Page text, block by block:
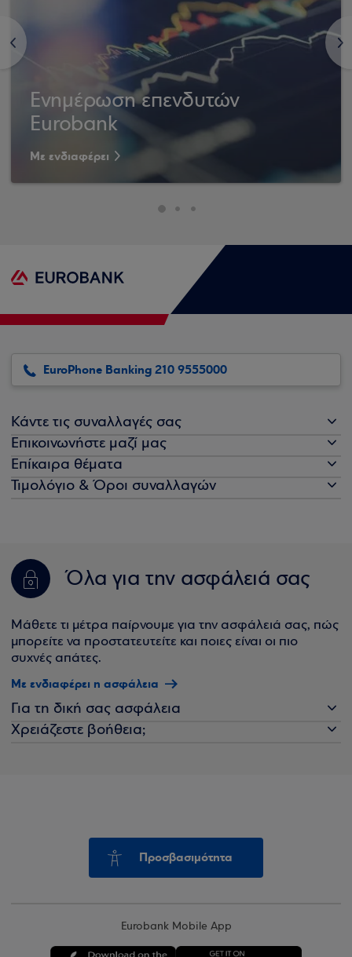
<
Ενημέρωση επενδυτών
Eurobank
Με ενδιαφέρει
>
EuroPhone Banking 210 9555000
Κάντε τις συναλλαγές σας
Επικοινωνήστε μαζί μας
Επίκαιρα θέματα
Τιμολόγιο & Όροι συναλλαγών
Όλα για την ασφάλειά σας
Μάθετε τι μέτρα παίρνουμε για την ασφάλειά σας, πώς
μπορείτε να προστατευτείτε και ποιες είναι οι πιο
συχνές απάτες.
Με ενδιαφέρει η ασφάλεια
Για τη δική σας ασφάλεια
Χρειάζεστε βοήθεια;
Προσβασιμότητα
Eurobank Mobile App